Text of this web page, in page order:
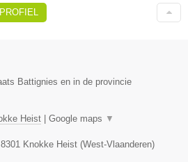
Battignies en in de provincie
Heist | Google maps ▼
8301 Knokke Heist (West-Vlaanderen)